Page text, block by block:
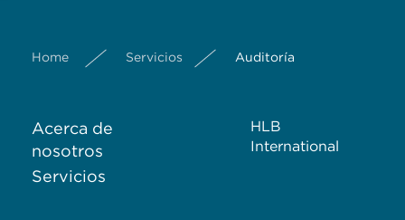
Home Servicios Auditoría
Acerca de
nosotros
Servicios
HLB
International